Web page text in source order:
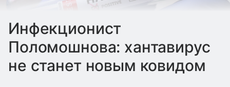
Инфекционист
Поломошнова: хантавирус
не станет новым ковидом